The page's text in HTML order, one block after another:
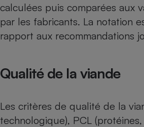
calculées puis comparées aux
par les fabricants. La notation
rapport aux recommandations
Qualité de la viande
Les critères de qualité de la
technologique), PCL